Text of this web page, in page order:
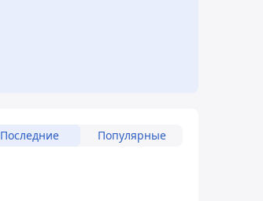
Последние Популярные